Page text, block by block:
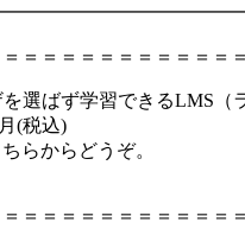
＝＝＝＝＝＝＝＝＝＝＝＝
選ばず学習できるLMS（
月(税込)
らからどうぞ。
＝＝＝＝＝＝＝＝＝＝＝＝